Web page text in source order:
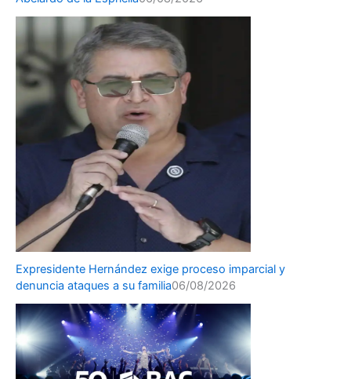
Expresidente Hernández exige proceso imparcial y
denuncia ataques a su familia06/08/2026